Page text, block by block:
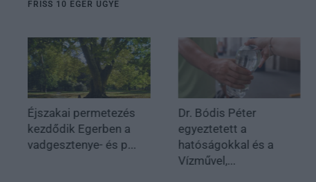
FRISS 10 EGER ÜGYE
Éjszakai permetezés
kezdődik Egerben a
vadgesztenye- és p...
Dr. Bódis Péter
egyeztetett a
hatóságokkal és a
Vízművel,...